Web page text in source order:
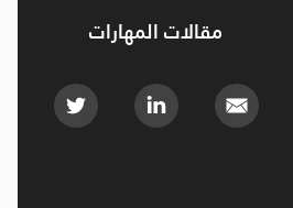
مقالات المهارات